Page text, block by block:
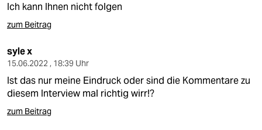
Ich kann Ihnen nicht folgen
zum Beitrag
syle x
15.06.2022 , 18:39 Uhr
Ist das nur meine Eindruck oder sind die Kommentare zu
diesem Interview mal richtig wirr!?
zum Beitrag